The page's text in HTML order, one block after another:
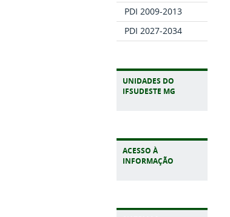
PDI 2009-2013
PDI 2027-2034
UNIDADES DO
IFSUDESTE MG
ACESSO À
INFORMAÇÃO